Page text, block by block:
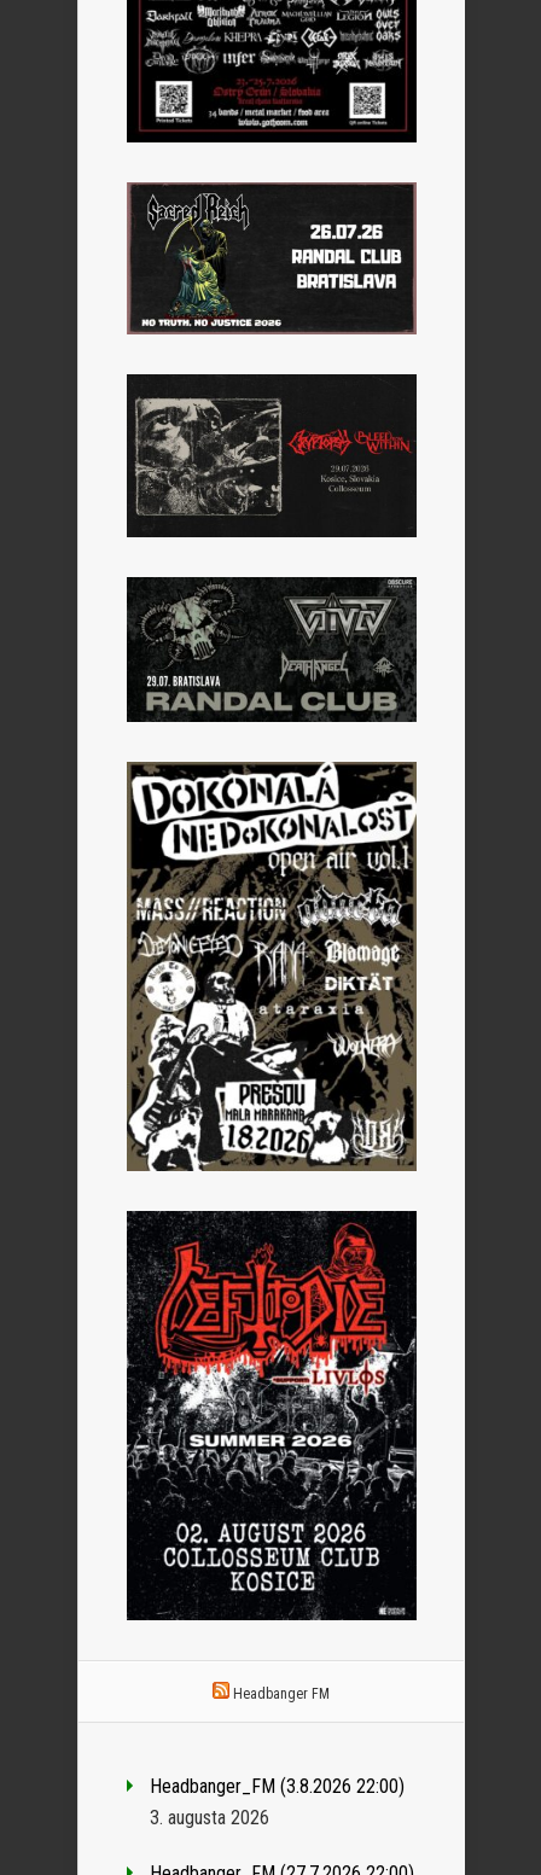
Headbanger FM
Headbanger_FM (3.8.2026 22:00)
3. augusta 2026